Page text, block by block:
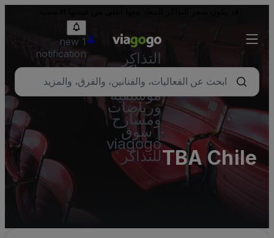
التذاكر
- تذاكر
حفلات
موسيقية
ورياضات
ومسارح
| سوق
viagogo
للتذاكر
1 new
notification
TBA Chile